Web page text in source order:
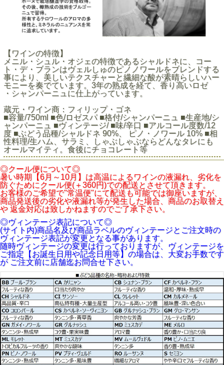
【ワインの特徴】
メニル・シュル・オジェの特徴であるシャルドネに、コー
ト・デ・ブランはヴェルしゅのピノノワールをブレンドする
事により、美しいテクスチャーと繊細な酸が素晴らしいハー
モニーを奏でています。3年の熟成を経て、香り高いロゼ
・シャンパーニュに仕上がっています。
蔵元・ワイン商：フィリップ・ゴネ
■容量/750ml ■色/ロゼスパ ■格付/シャンパーニュ ■生産地/シ
ャンパーニュ ■ヴィンテージ/ ■味/辛口 ■アルコール度数/12
度 ■ぶどう品種/シャルドネ 90%、 ピノ・ノワール 10% ■相
性料理/生ハム、サラミ、しゃぶしゃぶならどんなタレにも
オールマイティ。食後にチョコレート等
◎クール便について◎
暑い時期【6月～10月】は高温によるワインの液漏れ、劣化を
防ぐためにクール便(＋360円)での配送とさせて頂きます。
お客様のご希望で"常温便"にて配送も可能では御座いますが、
商品発送後の劣化や液漏れ等が発生した場合、商品のお取替え
や 返金対応は致しかねますのでご了承下さい。
◎ヴィンテージ表記について◎
(サイト内)商品名及び商品ラベルのヴィンテージとご注文時の
ヴィンテージ表記が変更となる事があります。
随時ヴィンテージの変更は行っておりますが、ヴィンテージを
ご指定【お誕生日用や記念日用等】の場合は、大変お手数です
が ご注文前に店舗迄お問合せ下さい。